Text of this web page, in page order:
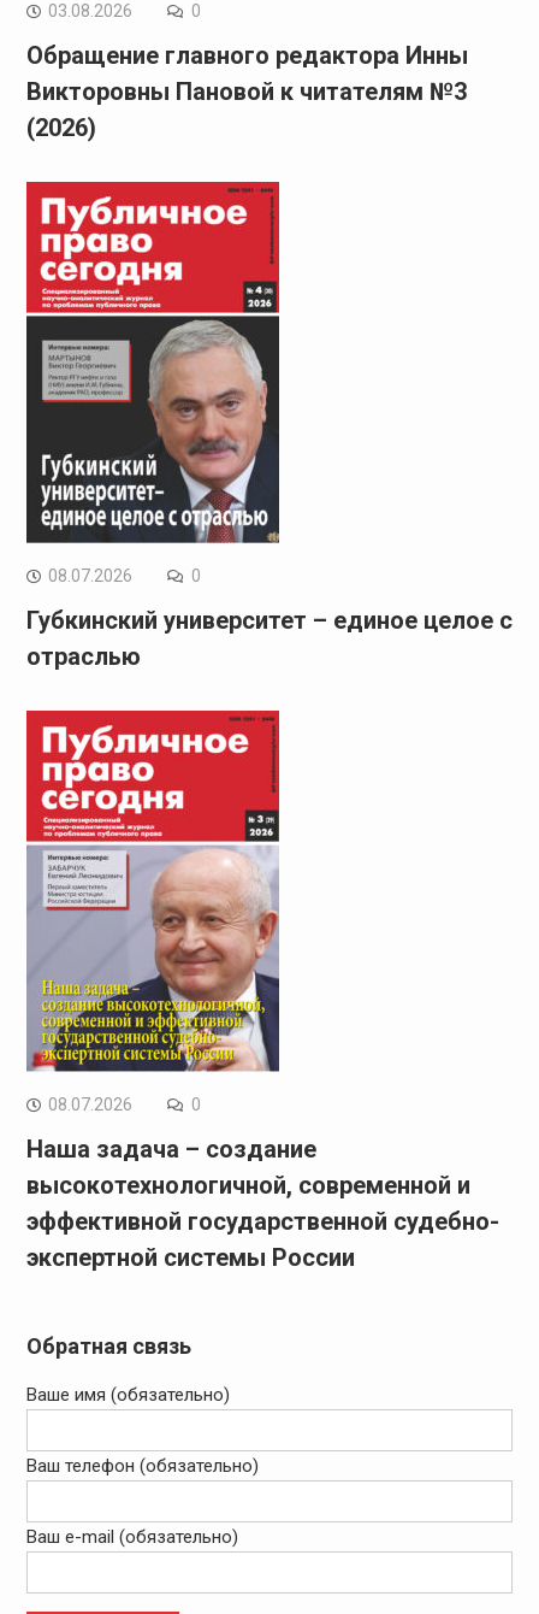
03.08.2026 0
Обращение главного редактора Инны
Викторовны Пановой к читателям №3
(2026)
08.07.2026 0
Губкинский университет – единое целое с
отраслью
08.07.2026 0
Наша задача – создание
высокотехнологичной, современной и
эффективной государственной судебно-
экспертной системы России
Обратная связь
Ваше имя (обязательно)
Ваш телефон (обязательно)
Ваш e-mail (обязательно)